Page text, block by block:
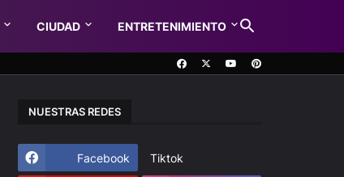
CIUDAD ENTRETENIMIENTO
NUESTRAS REDES
Facebook Tiktok